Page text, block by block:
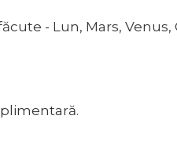
- Lun, Mars,